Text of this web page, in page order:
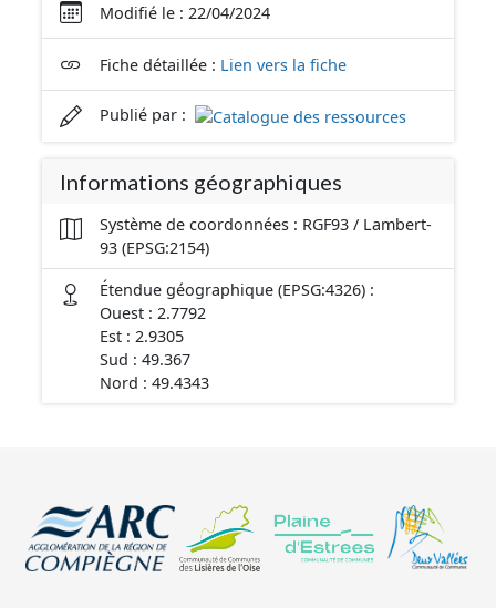
Modifié le : 22/04/2024
Fiche détaillée : Lien vers la fiche
Publié par :
Informations géographiques
Système de coordonnées : RGF93 / Lambert-
93 (EPSG:2154)
Étendue géographique (EPSG:4326) :
Ouest : 2.7792
Est : 2.9305
Sud : 49.367
Nord : 49.4343